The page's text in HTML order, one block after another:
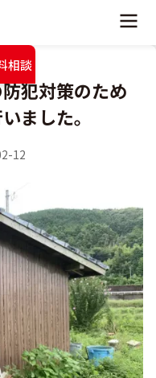
相談
犯対策のため
ました。
12